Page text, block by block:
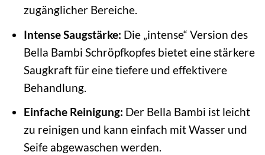
zugänglicher Bereiche.
Intense Saugstärke: Die „intense“ Version des
Bella Bambi Schröpfkopfes bietet eine stärkere
Saugkraft für eine tiefere und effektivere
Behandlung.
Einfache Reinigung: Der Bella Bambi ist leicht
zu reinigen und kann einfach mit Wasser und
Seife abgewaschen werden.